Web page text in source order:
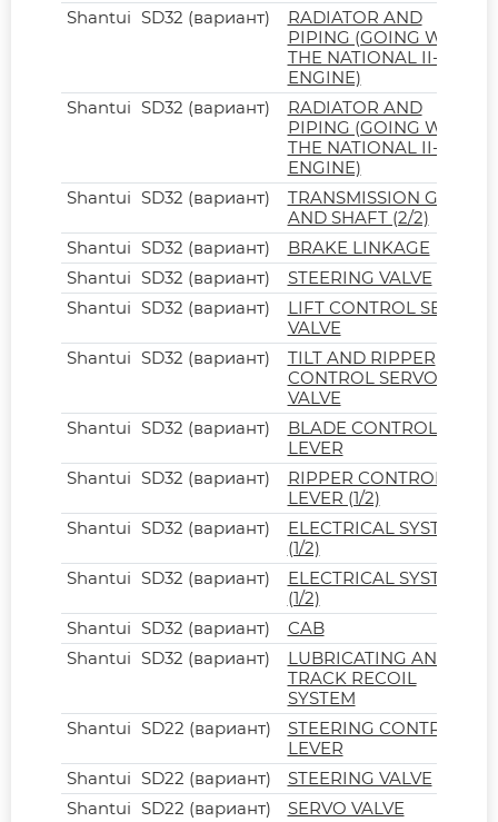
Shantui SD32 (вариант)
RADIATOR AND
PIPING (GOING WITH
THE NATIONAL II-
ENGINE)
Shantui SD32 (вариант)
RADIATOR AND
PIPING (GOING WITH
THE NATIONAL II-
ENGINE)
Shantui SD32 (вариант)
TRANSMISSION GEAR
AND SHAFT (2/2)
Shantui SD32 (вариант)
BRAKE LINKAGE
Shantui SD32 (вариант)
STEERING VALVE
Shantui SD32 (вариант)
LIFT CONTROL SERVO
VALVE
Shantui SD32 (вариант)
TILT AND RIPPER
CONTROL SERVO
VALVE
Shantui SD32 (вариант)
BLADE CONTROL
LEVER
Shantui SD32 (вариант)
RIPPER CONTROL
LEVER (1/2)
Shantui SD32 (вариант)
ELECTRICAL SYSTEM
(1/2)
Shantui SD32 (вариант)
ELECTRICAL SYSTEM
(1/2)
Shantui SD32 (вариант)
CAB
Shantui SD32 (вариант)
LUBRICATING AND
TRACK RECOIL
SYSTEM
Shantui SD22 (вариант)
STEERING CONTROL
LEVER
Shantui SD22 (вариант)
STEERING VALVE
Shantui SD22 (вариант) SERVO VALVE